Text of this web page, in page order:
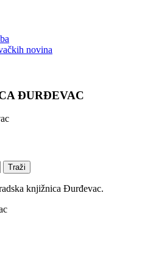
novina
ĐURĐEVAC
Traži
knjižnica Đurđevac.